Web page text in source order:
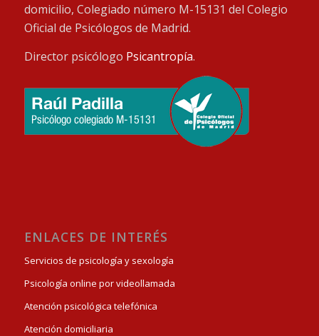
domicilio, Colegiado número M-15131 del Colegio
Oficial de Psicólogos de Madrid.
Director psicólogo Psicantropía.
ENLACES DE INTERÉS
Servicios de psicología y sexología
Psicología online por videollamada
Atención psicológica telefónica
Atención domiciliaria